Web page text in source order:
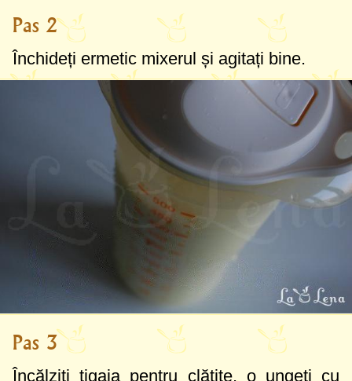
Pas 2
Închideți ermetic mixerul și agitați bine.
Pas 3
Încălziți tigaia pentru clătite, o ungeți cu